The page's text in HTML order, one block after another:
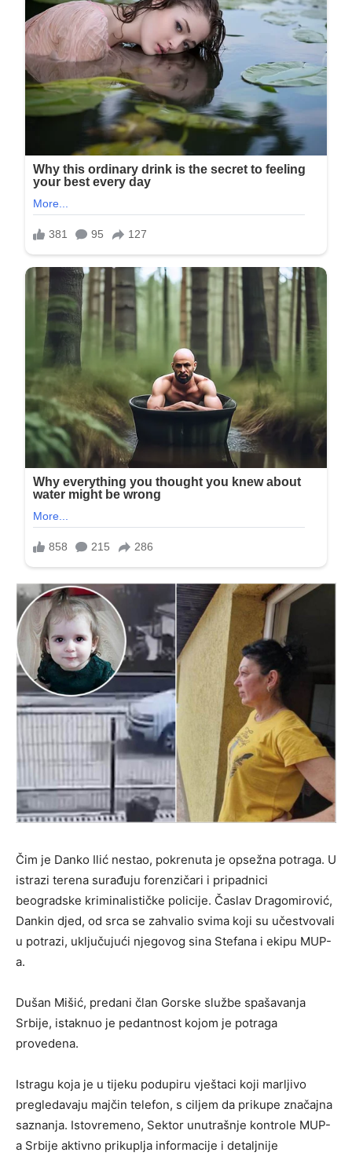
Čim je Danko Ilić nestao, pokrenuta je opsežna potraga. U
istrazi terena surađuju forenzičari i pripadnici
beogradske kriminalističke policije. Časlav Dragomirović,
Dankin djed, od srca se zahvalio svima koji su učestvovali
u potrazi, uključujući njegovog sina Stefana i ekipu MUP-
a.
Dušan Mišić, predani član Gorske službe spašavanja
Srbije, istaknuo je pedantnost kojom je potraga
provedena.
Istragu koja je u tijeku podupiru vještaci koji marljivo
pregledavaju majčin telefon, s ciljem da prikupe značajna
saznanja. Istovremeno, Sektor unutrašnje kontrole MUP-
a Srbije aktivno prikuplja informacije i detaljnije